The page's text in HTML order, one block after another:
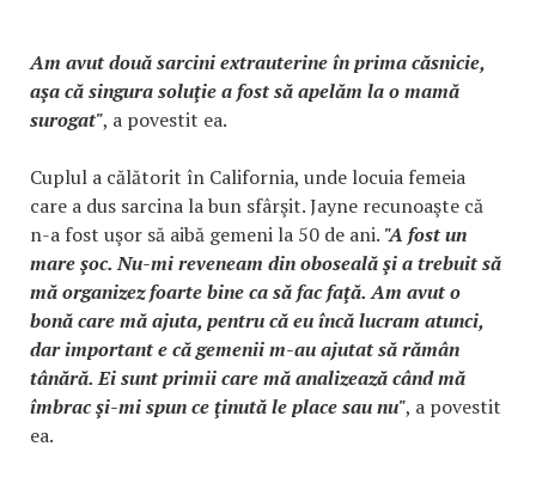
Am avut două sarcini extrauterine în prima căsnicie,
aşa că singura soluţie a fost să apelăm la o mamă
surogat", a povestit ea.
Cuplul a călătorit în California, unde locuia femeia
care a dus sarcina la bun sfârşit. Jayne recunoaşte că
n-a fost uşor să aibă gemeni la 50 de ani. "A fost un
mare şoc. Nu-mi reveneam din oboseală şi a trebuit să
mă organizez foarte bine ca să fac faţă. Am avut o
bonă care mă ajuta, pentru că eu încă lucram atunci,
dar important e că gemenii m-au ajutat să rămân
tânără. Ei sunt primii care mă analizează când mă
îmbrac şi-mi spun ce ţinută le place sau nu", a povestit
ea.